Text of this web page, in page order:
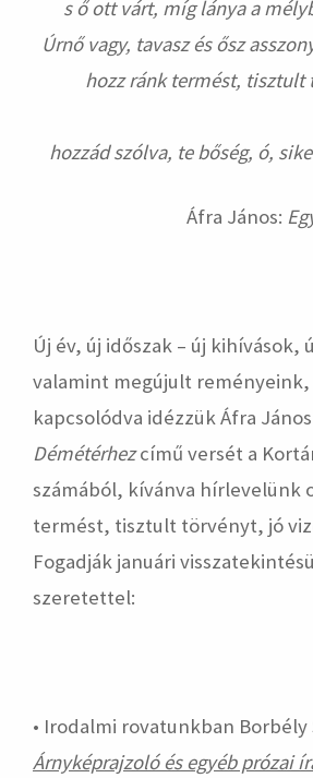
s ő ott várt, míg lánya a
Úrnő vagy, tavasz és ősz
hozz ránk termést, tisztult
hozzád szólva, te bőség, ó,
Áfra János:
Új év, új időszak – új kihívások,
valamint megújult
kapcsolódva idézzük Áfra János
Démétérhezcímű versét a
számából, kívánva hírlevelünk
termést, tisztult törvényt, jó
Fogadják januári
szeretettel:
• Irodalmi rovatunkban Borbély
Árnyképrajzoló és egyéb prózai